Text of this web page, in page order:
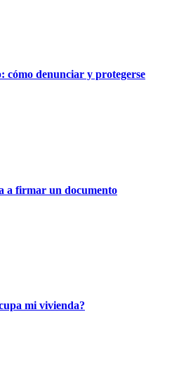
cómo denunciar y protegerse
a firmar un documento
mi vivienda?